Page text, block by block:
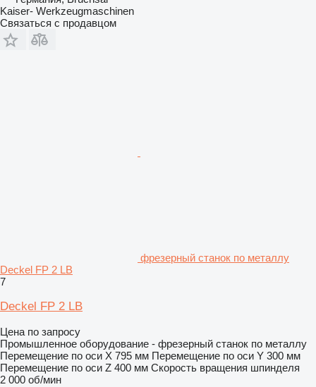
Kaiser- Werkzeugmaschinen
Связаться с продавцом
фрезерный станок по металлу
Deckel FP 2 LB
7
Deckel FP 2 LB
Цена по запросу
Промышленное оборудование - фрезерный станок по металлу
Перемещение по оси X 795 мм Перемещение по оси Y 300 мм
Перемещение по оси Z 400 мм Скорость вращения шпинделя
2 000 об/мин